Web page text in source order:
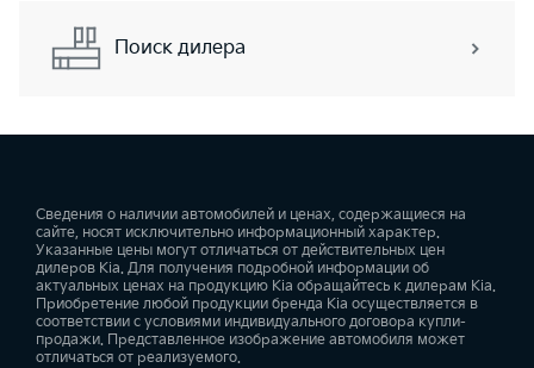
Поиск дилера
Сведения о наличии автомобилей и ценах, содержащиеся на
сайте, носят исключительно информационный характер.
Указанные цены могут отличаться от действительных цен
дилеров Kia. Для получения подробной информации об
актуальных ценах на продукцию Kia обращайтесь к дилерам Kia.
Приобретение любой продукции бренда Kia осуществляется в
соответствии с условиями индивидуального договора купли-
продажи. Представленное изображение автомобиля может
отличаться от реализуемого.